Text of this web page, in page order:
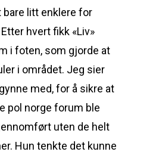
bare litt enklere for
hvert fikk «Liv»
i foten, som gjorde at
i området. Jeg sier
med, for å sikre at
pol norge forum ble
uten de helt
Hun tenkte det kunne